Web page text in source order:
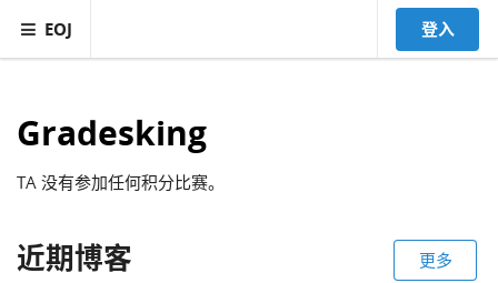
EOJ 登入
Gradesking
TA 没有参加任何积分比赛。
近期博客 更多